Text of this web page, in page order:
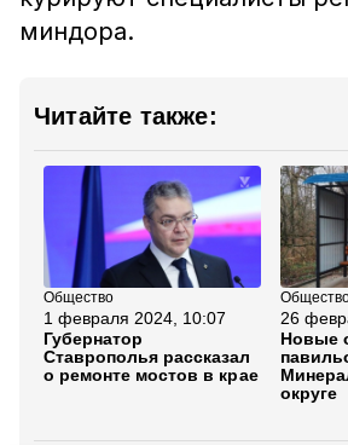
миндора.
Читайте также:
Общество
1 февраля 2024, 10:07
Губернатор
Ставрополья рассказал
о ремонте мостов в крае
26
Новые
округе